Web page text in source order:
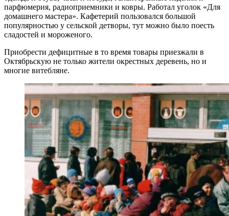
парфюмерия, радиоприемники и ковры. Работал уголок «Для
домашнего мастера». Кафетерий пользовался большой
популярностью у сельской детворы, тут можно было поесть
сладостей и мороженого.
Приобрести дефицитные в то время товары приезжали в
Октябрьскую не только жители окрестных деревень, но и
многие витебляне.